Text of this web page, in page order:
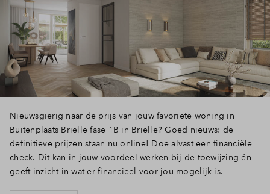
Nieuwsgierig naar de prijs van jouw favoriete woning in
Buitenplaats Brielle fase 1B in Brielle? Goed nieuws: de
definitieve prijzen staan nu online! Doe alvast een financiële
check. Dit kan in jouw voordeel werken bij de toewijzing én
geeft inzicht in wat er financieel voor jou mogelijk is.